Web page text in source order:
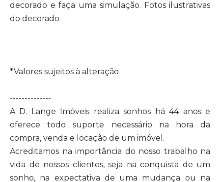
decorado e faça uma simulação. Fotos ilustrativas
do decorado.
*Valores sujeitos à alteração
--------------
A D. Lange Imóveis realiza sonhos há 44 anos e
oferece todo suporte necessário na hora da
compra, venda e locação de um imóvel.
Acreditamos na importância do nosso trabalho na
vida de nossos clientes, seja na conquista de um
sonho, na expectativa de uma mudança ou na